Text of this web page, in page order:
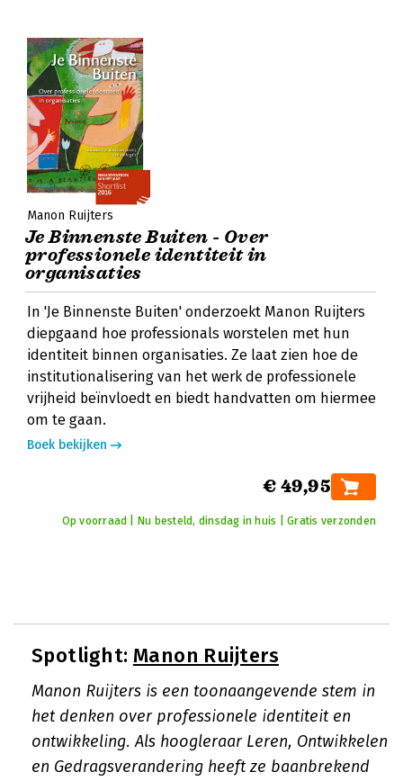
Manon Ruijters
Je Binnenste Buiten - Over
professionele identiteit in
organisaties
In 'Je Binnenste Buiten' onderzoekt Manon Ruijters
diepgaand hoe professionals worstelen met hun
identiteit binnen organisaties. Ze laat zien hoe de
institutionalisering van het werk de professionele
vrijheid beïnvloedt en biedt handvatten om hiermee
om te gaan.
Boek bekijken
€ 49,95
Op voorraad | Nu besteld, dinsdag in huis | Gratis verzonden
Spotlight: Manon Ruijters
Manon Ruijters is een toonaangevende stem in
het denken over professionele identiteit en
ontwikkeling. Als hoogleraar Leren, Ontwikkelen
en Gedragsverandering heeft ze baanbrekend